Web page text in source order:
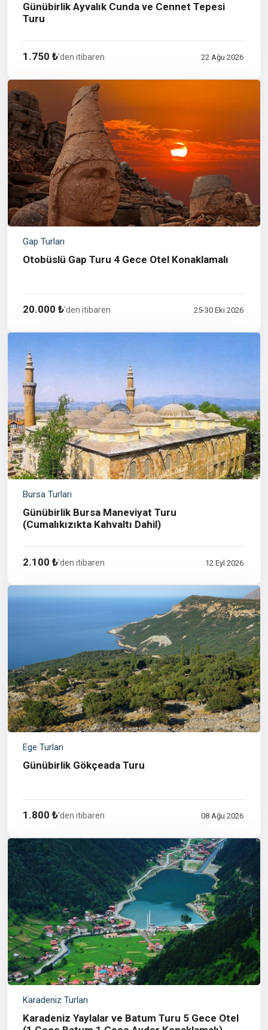
Günübirlik Ayvalık Cunda ve Cennet Tepesi
Turu
1.750 ₺'den itibaren 22 Ağu 2026
Gap Turları
Otobüslü Gap Turu 4 Gece Otel Konaklamalı
20.000 ₺'den itibaren 25-30 Eki 2026
Bursa Turları
Günübirlik Bursa Maneviyat Turu
(Cumalıkızıkta Kahvaltı Dahil)
2.100 ₺'den itibaren 12 Eyl 2026
Ege Turları
Günübirlik Gökçeada Turu
1.800 ₺'den itibaren 08 Ağu 2026
Karadeniz Turları
Karadeniz Yaylalar ve Batum Turu 5 Gece Otel